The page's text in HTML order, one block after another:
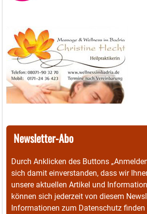
Newsletter-Abo
Durch Anklicken des Buttons
sich damit einverstanden, dass wir
unsere aktuellen Artikel und
können sich jederzeit von diesem
Informationen zum Datenschutz finden